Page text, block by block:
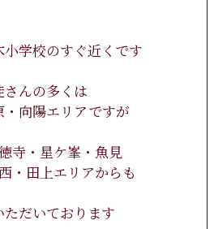
学校のすぐ近くです
さんの多くは
・向陽エリアですが
寺・星ケ峯・魚見
・田上エリアからも
だいております